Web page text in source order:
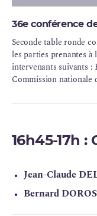
36e conférence
Seconde table ronde
les parties prenantes à
intervenants suivants
Commission nationale
Commission
16h45-17h :
Jean-Claude
Bernard